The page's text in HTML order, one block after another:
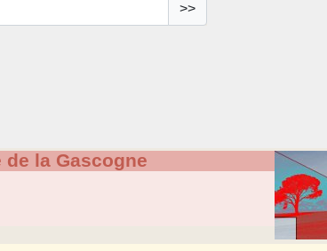
>>
la Gascogne